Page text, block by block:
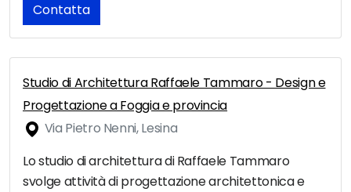
Contatta
Studio di Architettura Raffaele Tammaro - Design e
Progettazione a Foggia e provincia
Via Pietro Nenni, Lesina
Lo studio di architettura di Raffaele Tammaro
svolge attività di progettazione architettonica e